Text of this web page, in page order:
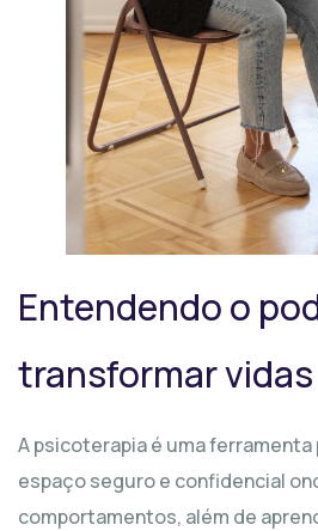
Entendendo o
transformar vidas
A psicoterapia é uma
espaço seguro e confidencial
comportamentos, além de